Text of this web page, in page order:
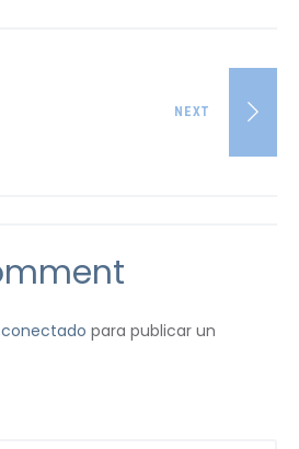
NEXT
conectado para publicar un